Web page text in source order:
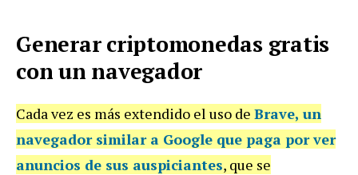
Generar criptomonedas gratis
con un navegador
Cada vez es más extendido el uso de Brave, un
navegador similar a Google que paga por ver
anuncios de sus auspiciantes, que se